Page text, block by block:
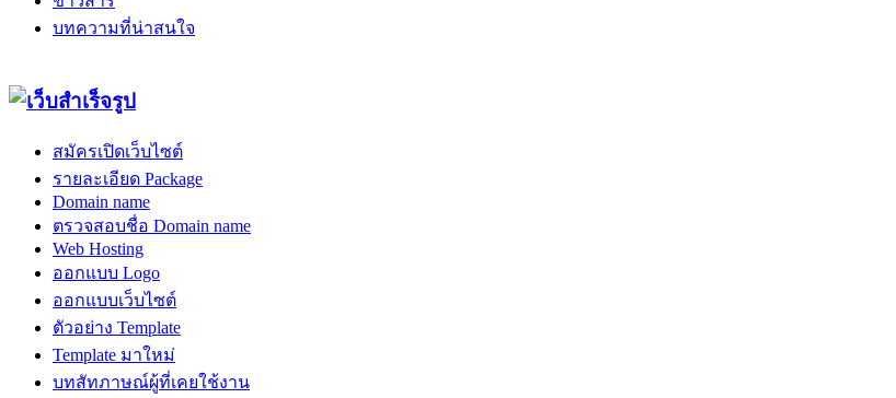
บทความที่น่าสนใจ
สมัครเปิดเว็บไซต์
รายละเอียด Package
Domain name
ตรวจสอบชื่อ Domain name
Web Hosting
ออกแบบ Logo
ออกแบบเว็บไซต์
ตัวอย่าง Template
Template มาใหม่
บทสัทภาษณ์ผู้ที่เคยใช้งาน